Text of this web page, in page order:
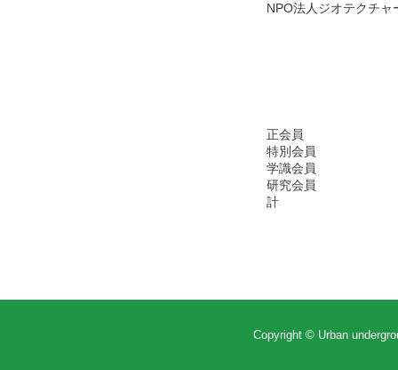
NPO法人ジオテクチ
正会員
特別会員
学識会員
研究会員
計
Copyright © Urban